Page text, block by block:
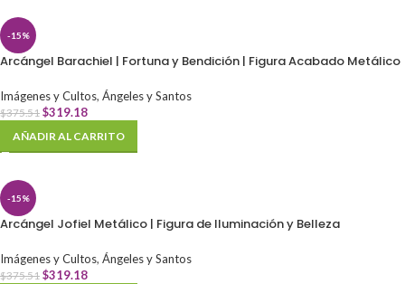
-15%
Arcángel Barachiel | Fortuna y Bendición | Figura Acabado Metálico
Imágenes y Cultos, Ángeles y Santos
$375.51 $319.18
AÑADIR AL CARRITO
-15%
Arcángel Jofiel Metálico | Figura de Iluminación y Belleza
Imágenes y Cultos, Ángeles y Santos
$375.51 $319.18